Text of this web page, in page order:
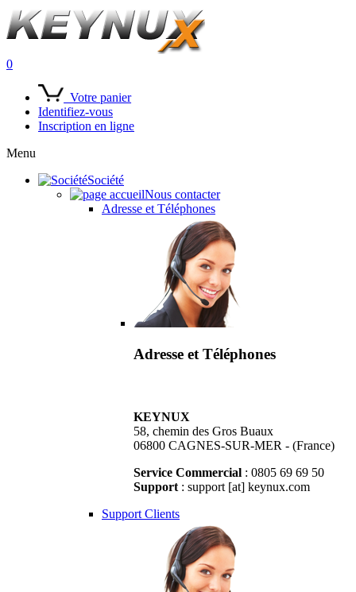
0
Votre panier
Identifiez-vous
Inscription en ligne
Menu
Société
Nous contacter
Adresse et Téléphones
Adresse et Téléphones
KEYNUX
58, chemin des Gros Buaux
06800 CAGNES-SUR-MER - (France)
Service Commercial : 0805 69 69 50
Support : support [at] keynux.com
Support Clients